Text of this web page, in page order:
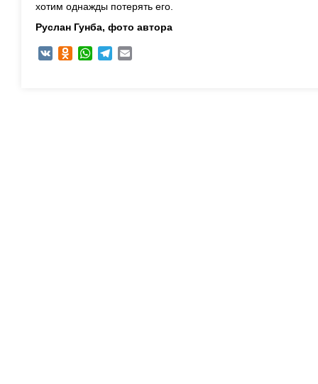
хотим однажды потерять его.
Руслан Гунба, фото автора
VK Odnoklassniki
WhatsAppTelegram